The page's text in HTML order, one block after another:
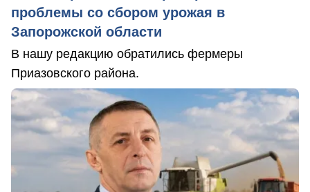
проблемы со сбором урожая в
Запорожской области
В нашу редакцию обратились фермеры
Приазовского района.